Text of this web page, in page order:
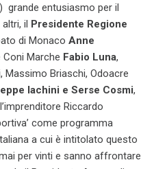
grande entusiasmo per il
il Presidente Regione
di Monaco Anne
Coni Marche Fabio Luna,
Massimo Briaschi, Odoacre
Iachini e Serse Cosmi,
Riccardo
come programma
a cui è intitolato questo
per vinti e sanno affrontare